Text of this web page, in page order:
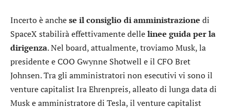
Incerto è anchese il consiglio di amministrazione di
SpaceX stabilirà effettivamente dellelinee guidaper la
dirigenza. Nel board, attualmente, troviamo Musk, la
presidente e COO Gwynne Shotwell e il CFO Bret
Johnsen. Tra gli amministratori non esecutivi vi sono il
venture capitalist Ira Ehrenpreis, alleato di lunga data di
Musk e amministratore di Tesla, il venture capitalist